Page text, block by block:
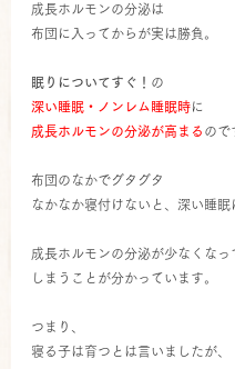
成長ホルモンの分泌は
布団に入ってからが実は勝負。
眠りについてすぐ！ の
深い睡眠・ノンレム睡眠時に
成長ホルモンの分泌が高まる ので
布団のなかでグタグタ
なかなか寝付けないと、深い睡眠
成長ホルモンの分泌が少なくなっ
しまうことが分かっています。
つまり、
寝る子は育つとは言いましたが、